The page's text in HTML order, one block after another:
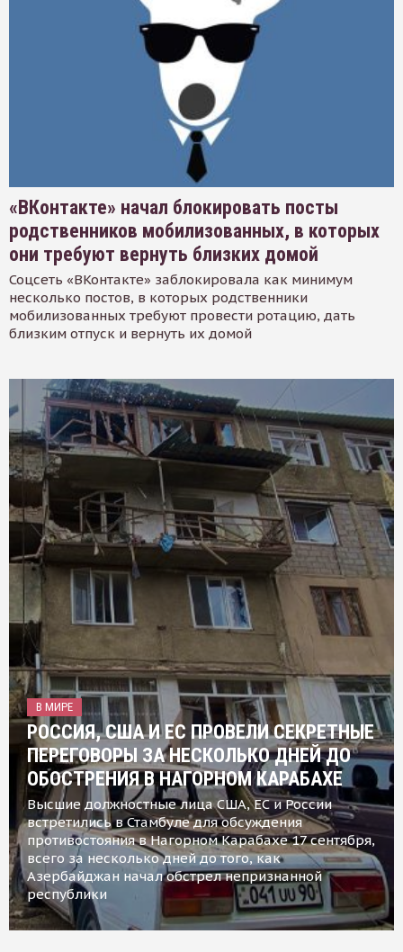
«ВКонтакте» начал блокировать посты
родственников мобилизованных, в которых
они требуют вернуть близких домой
Соцсеть «ВКонтакте» заблокировала как минимум
несколько постов, в которых родственники
мобилизованных требуют провести ротацию, дать
близким отпуск и вернуть их домой
В МИРЕ
РОССИЯ, США И ЕС ПРОВЕЛИ СЕКРЕТНЫЕ
ПЕРЕГОВОРЫ ЗА НЕСКОЛЬКО ДНЕЙ ДО
ОБОСТРЕНИЯ В НАГОРНОМ КАРАБАХЕ
Высшие должностные лица США, ЕС и России
встретились в Стамбуле для обсуждения
противостояния в Нагорном Карабахе 17 сентября,
всего за несколько дней до того, как
Азербайджан начал обстрел непризнанной
республики